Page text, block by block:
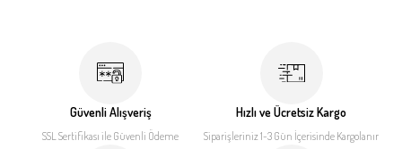
Güvenli Alışveriş
SSL Sertifikası ile Güvenli Ödeme
Hızlı ve Ücretsiz Kargo
Siparişleriniz 1-3 Gün İçerisinde Kargolanır